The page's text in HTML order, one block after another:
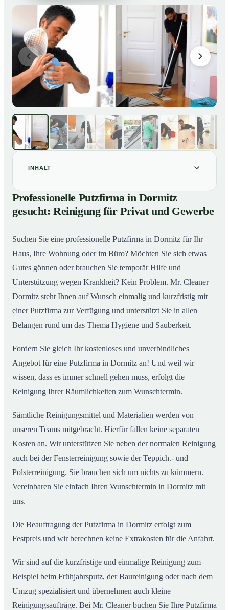
INHALT
01 Professionelle Putzfirma in Dormitz gesucht:
Reinigung für Privat und Gewerbe
So arbeitet eine Putzfirma in Dormitz
Professionelle Putzfirma in Dormitz
gesucht: Reinigung für Privat und Gewerbe
Suchen Sie eine professionelle Putzfirma in Dormitz für Ihr
Haus, Ihre Wohnung oder im Büro? Möchten Sie sich etwas
Gutes gönnen oder brauchen Sie temporär Hilfe und
Unterstützung wegen Krankheit? Kein Problem. Mr. Cleaner
Dormitz steht Ihnen auf Wunsch einmalig und kurzfristig mit
einer Putzfirma zur Verfügung und unterstützt Sie in allen
Belangen rund um das Thema Hygiene und Sauberkeit.
Fordern Sie gleich Ihr kostenloses und unverbindliches
Angebot für eine Putzfirma in Dormitz an! Und weil wir
wissen, dass es immer schnell gehen muss, erfolgt die
Reinigung Ihrer Räumlichkeiten zum Wunschtermin.
Sämtliche Reinigungsmittel und Materialien werden von
unseren Teams mitgebracht. Hierfür fallen keine separaten
Kosten an. Wir unterstützen Sie neben der normalen Reinigung
auch bei der Fensterreinigung sowie der Teppich.- und
Polsterreinigung. Sie brauchen sich um nichts zu kümmern.
Vereinbaren Sie einfach Ihren Wunschtermin in Dormitz mit
uns.
Die Beauftragung der Putzfirma in Dormitz erfolgt zum
Festpreis und wir berechnen keine Extrakosten für die Anfahrt.
Wir sind auf die kurzfristige und einmalige Reinigung zum
Beispiel beim Frühjahrsputz, der Baureinigung oder nach dem
Umzug spezialisiert und übernehmen auch kleine
Reinigungsaufträge. Bei Mr. Cleaner buchen Sie Ihre Putzfirma